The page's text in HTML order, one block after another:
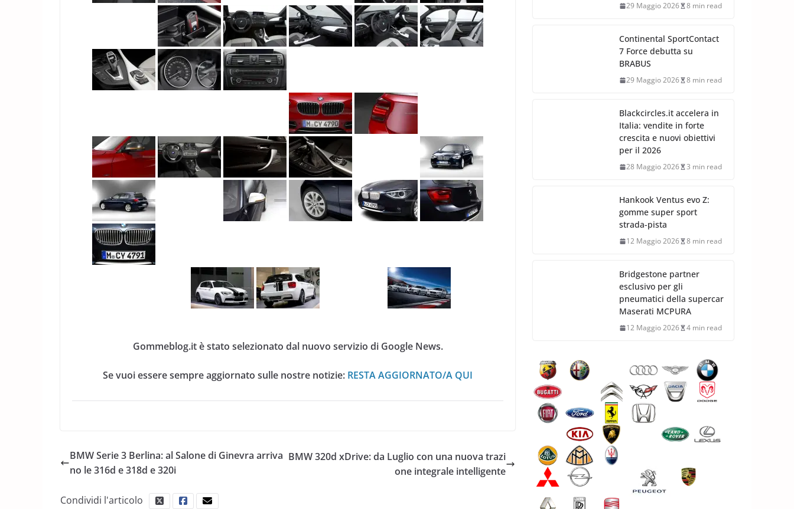
Gommeblog.it è stato selezionato dal nuovo servizio di Google News.
Se vuoi essere sempre aggiornato sulle nostre notizie: RESTA AGGIORNATO/A QUI
BMW Serie 3 Berlina: al Salone di Ginevra arriva
no le 316d e 318d e 320i
BMW 320d xDrive: da Luglio con una nuova trazi
one integrale intelligente
Condividi l'articolo
29 Maggio 2026 8 min read
Continental SportContact
7 Force debutta su
BRABUS
29 Maggio 2026 8 min read
Blackcircles.it accelera in
Italia: vendite in forte
crescita e nuovi obiettivi
per il 2026
28 Maggio 2026 3 min read
Hankook Ventus evo Z:
gomme super sport
strada-pista
12 Maggio 2026 8 min read
Bridgestone partner
esclusivo per gli
pneumatici della supercar
Maserati MCPURA
12 Maggio 2026 4 min read